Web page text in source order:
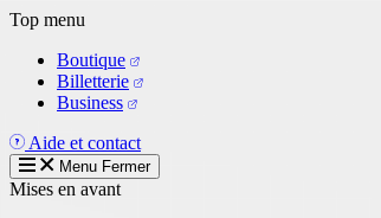
Aller
contenu
principal
Top menu
Boutique
Billetterie
Business
Aide et contact
Menu Fermer
Mises en avant